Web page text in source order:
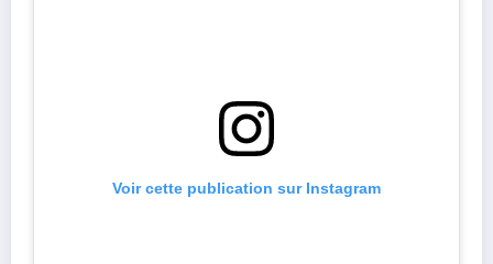
Voir cette publication sur Instagram